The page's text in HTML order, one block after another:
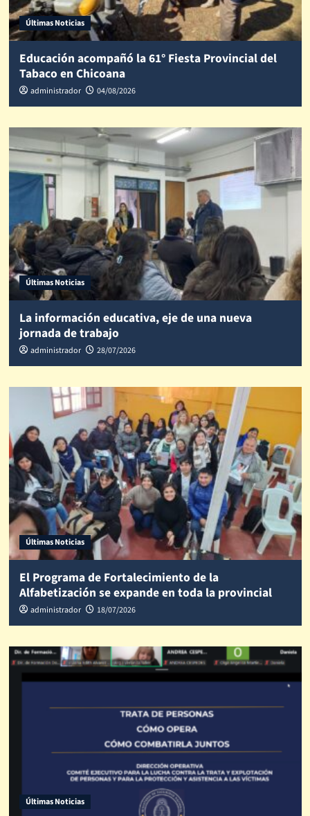
Últimas Noticias
Educación acompañó la 61° Fiesta Provincial del
Tabaco en Chicoana
administrador 04/08/2026
Últimas Noticias
La información educativa, eje de una nueva
jornada de trabajo
administrador 28/07/2026
Últimas Noticias
El Programa de Fortalecimiento de la
Alfabetización se expande en toda la provincial
administrador 18/07/2026
Últimas Noticias